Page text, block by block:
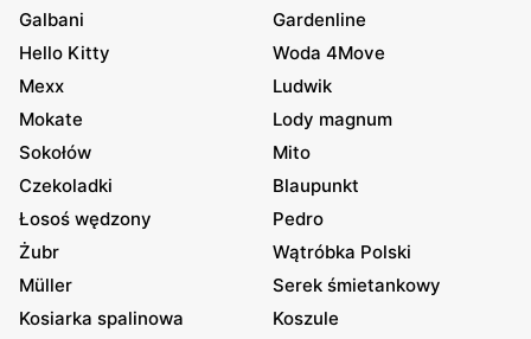
Galbani
Gardenline
Hello Kitty
Woda 4Move
Mexx
Ludwik
Mokate
Lody magnum
Sokołów
Mito
Czekoladki
Blaupunkt
Łosoś wędzony
Pedro
Żubr
Wątróbka Polski
Müller
Serek śmietankowy
Kosiarka spalinowa
Koszule